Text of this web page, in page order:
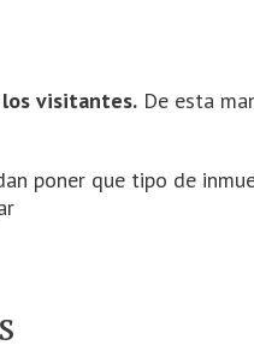
visitantes. De esta
poner que tipo de